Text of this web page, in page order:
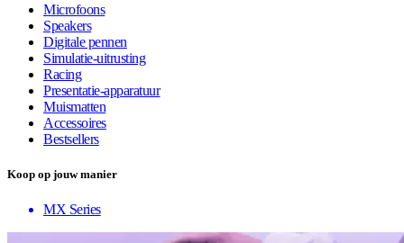
Microfoons
Speakers
Digitale pennen
Simulatie-uitrusting
Racing
Presentatie-apparatuur
Muismatten
Accessoires
Bestsellers
Koop op jouw manier
MX Series